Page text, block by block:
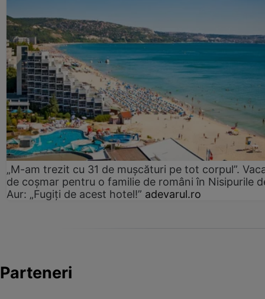
„M-am trezit cu 31 de mușcături pe tot corpul”.
de coșmar pentru o familie de români în Nisipurile
Aur: „Fugiți de acest hotel!” adevarul.ro
Parteneri